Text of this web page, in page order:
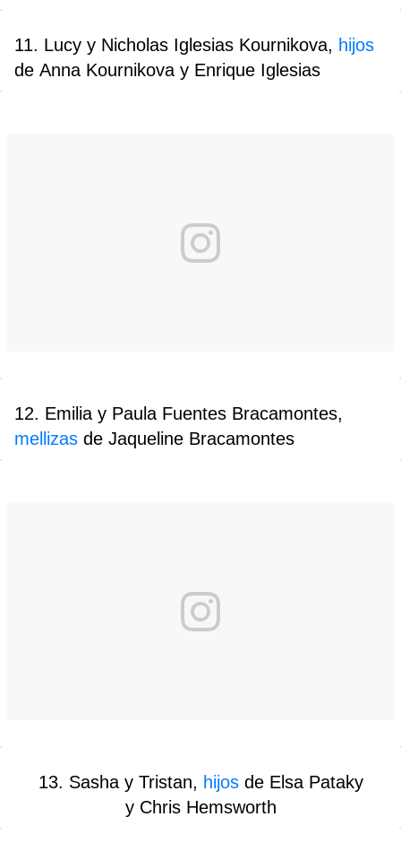
11. Lucy y Nicholas Iglesias Kournikova, hijos
de Anna Kournikova y Enrique Iglesias
12. Emilia y Paula Fuentes Bracamontes,
mellizas de Jaqueline Bracamontes
13. Sasha y Tristan, hijosde Elsa Pataky
y Chris Hemsworth